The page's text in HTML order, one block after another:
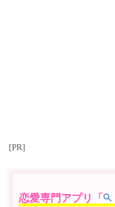
[PR]
恋愛専門アプリ「